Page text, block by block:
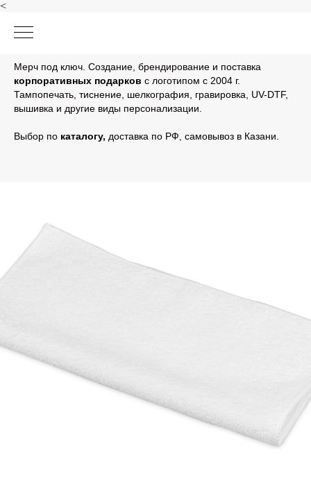
<
Мерч под ключ. Создание, брендирование и поставка
корпоративных подарков с логотипом с 2004 г.
Тампопечать, тиснение, шелкография, гравировка, UV-DTF,
вышивка и другие виды персонализации.
Выбор по каталогу, доставка по РФ, самовывоз в Казани.